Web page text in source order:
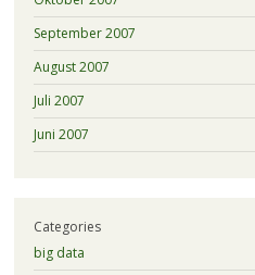
September 2007
August 2007
Juli 2007
Juni 2007
Categories
big data